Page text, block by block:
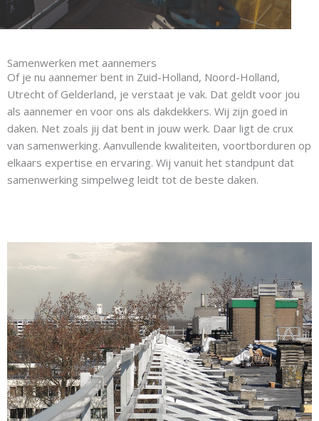
Samenwerken met aannemers
Of je nu aannemer bent in Zuid-Holland, Noord-Holland,
Utrecht of Gelderland, je verstaat je vak. Dat geldt voor jou
als aannemer en voor ons als dakdekkers. Wij zijn goed in
daken. Net zoals jij dat bent in jouw werk. Daar ligt de crux
van samenwerking. Aanvullende kwaliteiten, voortborduren op
elkaars expertise en ervaring. Wij vanuit het standpunt dat
samenwerking simpelweg leidt tot de beste daken.